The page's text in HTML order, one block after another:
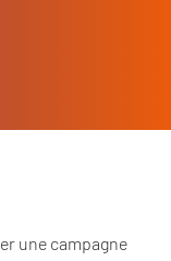
une campagne